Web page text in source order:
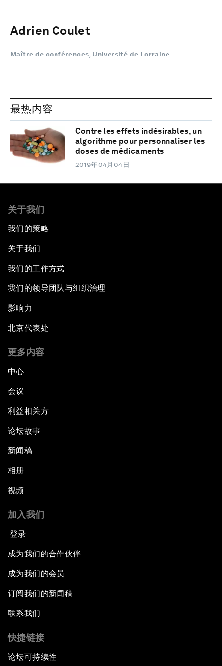
Adrien Coulet
Maître de conférences, Université de Lorraine
最热内容
Contre les effets indésirables, un
algorithme pour personnaliser les
doses de médicaments
2019年04月04日
关于我们
我们的策略
关于我们
我们的工作方式
我们的领导团队与组织治理
影响力
北京代表处
更多内容
中心
会议
利益相关方
论坛故事
新闻稿
相册
视频
加入我们
登录
成为我们的合作伙伴
成为我们的会员
订阅我们的新闻稿
联系我们
快捷链接
论坛可持续性